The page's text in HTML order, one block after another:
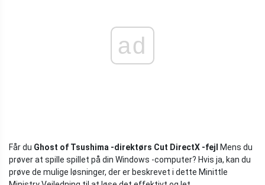
ad
Får du Ghost of Tsushima -direktørs Cut DirectX -fejl
Mens du
prøver at spille spillet på din Windows -computer? Hvis ja, kan du
prøve de mulige løsninger, der er beskrevet i dette Minittle